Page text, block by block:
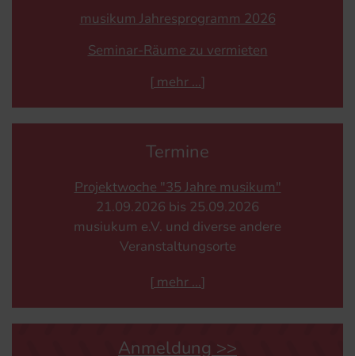
musikum Jahresprogramm 2026
Seminar-Räume zu vermieten
[ mehr ]
Termine
Projektwoche "35 Jahre musikum"
21.​09.​2026 bis 25.​09.​2026
musiukum e.V. und diverse andere
Veranstaltungsorte
[ mehr ]
Anmeldung >>